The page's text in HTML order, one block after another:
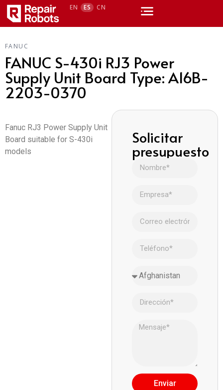
EN ES CN
FANUC
FANUC S-430i RJ3 Power
Supply Unit Board Type: A16B-
2203-0370
Fanuc RJ3 Power Supply Unit
Board suitable for S-430i
models
Solicitar
presupuesto
Enviar